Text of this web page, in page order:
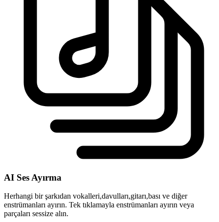
AI Ses Ayırma
Herhangi bir şarkıdan vokalleri,davulları,gitarı,bası ve diğer
enstrümanları ayırın. Tek tıklamayla enstrümanları ayırın veya
parçaları sessize alın.